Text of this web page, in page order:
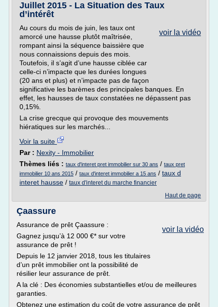
Juillet 2015 - La Situation des Taux
d’intérêt
voir la vidéo
Au cours du mois de juin, les taux ont
amorcé une hausse plutôt maîtrisée,
rompant ainsi la séquence baissière que
nous connaissions depuis des mois.
Toutefois, il s’agit d’une hausse ciblée car
celle-ci n’impacte que les durées longues
(20 ans et plus) et n’impacte pas de façon
significative les barèmes des principales banques. En
effet, les hausses de taux constatées ne dépassent pas
0,15%.
La crise grecque qui provoque des mouvements
hiératiques sur les marchés...
Voir la suite
Par : Nexity - Immobilier
Thèmes liés : taux d'interet pret immobilier sur 30 ans / taux pret
immobilier 10 ans 2015 / taux d'interet immobilier a 15 ans / taux d
interet hausse / taux d'interet du marche financier
Haut de page
Çaassure
voir la vidéo
Assurance de prêt Çaassure :
Gagnez jusqu’à 12 000 €* sur votre
assurance de prêt !
Depuis le 12 janvier 2018, tous les titulaires
d’un prêt immobilier ont la possibilité de
résilier leur assurance de prêt.
A la clé : Des économies substantielles et/ou de meilleures
garanties.
Obtenez une estimation du coût de votre assurance de prêt